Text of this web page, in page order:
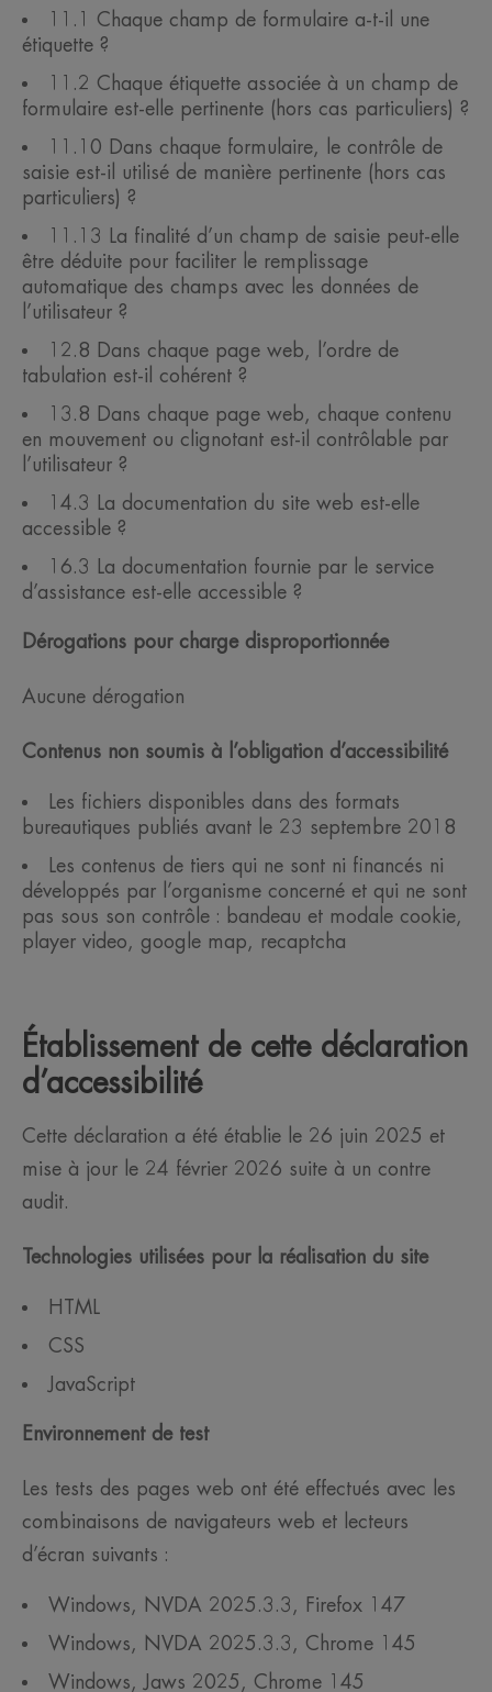
11.1 Chaque champ de formulaire a-t-il une
étiquette ?
11.2 Chaque étiquette associée à un champ de
formulaire est-elle pertinente (hors cas particuliers) ?
11.10 Dans chaque formulaire, le contrôle de
saisie est-il utilisé de manière pertinente (hors cas
particuliers) ?
11.13 La finalité d’un champ de saisie peut-elle
être déduite pour faciliter le remplissage
automatique des champs avec les données de
l’utilisateur ?
12.8 Dans chaque page web, l’ordre de
tabulation est-il cohérent ?
13.8 Dans chaque page web, chaque contenu
en mouvement ou clignotant est-il contrôlable par
l’utilisateur ?
14.3 La documentation du site web est-elle
accessible ?
16.3 La documentation fournie par le service
d’assistance est-elle accessible ?
Dérogations pour charge disproportionnée
Aucune dérogation
Contenus non soumis à l’obligation d’accessibilité
Les fichiers disponibles dans des formats
bureautiques publiés avant le 23 septembre 2018
Les contenus de tiers qui ne sont ni financés ni
développés par l’organisme concerné et qui ne sont
pas sous son contrôle : bandeau et modale cookie,
player video, google map, recaptcha
Établissement de cette déclaration
d’accessibilité
Cette déclaration a été établie le 26 juin 2025 et
mise à jour le 24 février 2026 suite à un contre
audit.
Technologies utilisées pour la réalisation du site
HTML
CSS
JavaScript
Environnement de test
Les tests des pages web ont été effectués avec les
combinaisons de navigateurs web et lecteurs
d’écran suivants :
Windows, NVDA 2025.3.3, Firefox 147
Windows, NVDA 2025.3.3, Chrome 145
Windows, Jaws 2025, Chrome 145